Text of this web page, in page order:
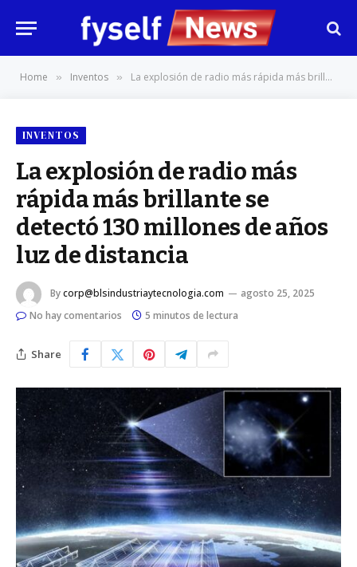
Home » Inventos » La explosión de radio más rápida más brillante se detectó 130 millones de años luz de distancia
INVENTOS
La explosión de radio más
rápida más brillante se
detectó 130 millones de años
luz de distancia
Bycorp@blsindustriaytecnologia.com
agosto 25, 2025
No hay comentarios
5 minutos de lectura
Share